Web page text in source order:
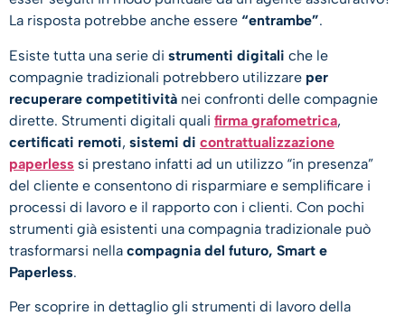
La risposta potrebbe anche essere “entrambe”.
Esiste tutta una serie di strumenti digitali che le
compagnie tradizionali potrebbero utilizzare per
recuperare competitività nei confronti delle compagnie
dirette. Strumenti digitali quali firma grafometrica,
certificati remoti, sistemi di contrattualizzazione
paperless si prestano infatti ad un utilizzo “in presenza”
del cliente e consentono di risparmiare e semplificare i
processi di lavoro e il rapporto con i clienti. Con pochi
strumenti già esistenti una compagnia tradizionale può
trasformarsi nella compagnia del futuro, Smart e
Paperless.
Per scoprire in dettaglio gli strumenti di lavoro della